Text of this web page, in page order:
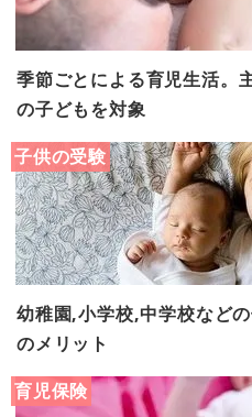
季節ごとによる育児生活。
の子どもを対象
子供の受験
幼稚園,小学校,中学校など
のメリット
育児保険